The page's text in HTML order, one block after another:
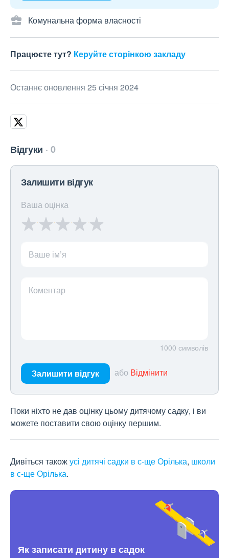
Комунальна форма власності
Працюєте тут? Керуйте сторінкою закладу
Останнє оновлення 25 січня 2024
Відгуки 0
Залишити відгук
Ваша оцінка
Ваше ім’я
Коментар
1000 символів
Залишити відгук або Відмінити
Поки ніхто не дав оцінку цьому дитячому садку, і ви
можете поставити свою оцінку першим.
Дивіться такожусі дитячі садки в с-ще Орілька, школи
в с-ще Орілька.
Як записати дитину в садок